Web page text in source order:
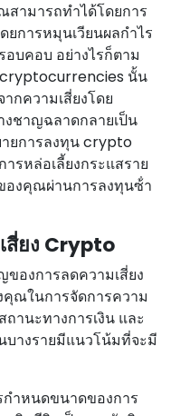
ามารถทําได้โดยการ
การหมุนเวียนผลกําไร
บคอบ อย่างไรก็ตาม
นั้น
กความเสี่ยงโดย
งชาญฉลาดกลายเป็น
ยการลงทุน crypto
หล่อเลี้ยงกระแสราย
องคุณผ่านการลงทุนซ้ํา
สี่ยง Crypto
องการลดความเสี่ยง
คุณในการจัดการความ
านะทางการเงิน และ
บางรายมีแนวโน้มที่จะมี
าหนดขนาดของการ